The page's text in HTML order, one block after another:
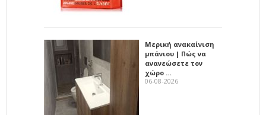
Μερική ανακαίνιση
μπάνιου | Πώς να
ανανεώσετε τον
χώρο …
06-08-2026